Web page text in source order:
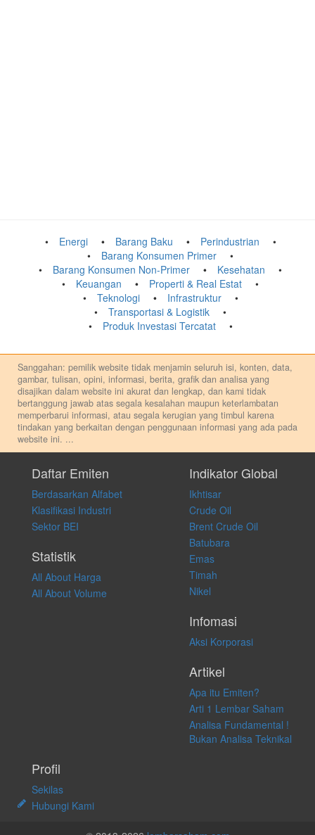
Energi Barang Baku
Perindustrian
Barang Konsumen Primer
Barang Konsumen Non-Primer
Kesehatan
Keuangan
Properti & Real Estat
Teknologi
Infrastruktur
Transportasi & Logistik
Produk Investasi Tercatat
Sanggahan: pemilik website tidak menjamin seluruh isi, konten, data,
gambar, tulisan, opini, informasi, berita, grafik dan analisa yang
disajikan dalam website ini akurat dan lengkap, dan kami tidak
bertanggung jawab atas segala kesalahan maupun keterlambatan
memperbarui informasi, atau segala kerugian yang timbul karena
tindakan yang berkaitan dengan penggunaan informasi yang ada pada
website ini. ...
pribadi. Kami tidak memberi anjuran, saran, rekomendasi untuk
membeli, menjual atau melakukan aktivitas lain yang terkait dengan
transaksi perdagangan apapun, dan kami tidak bertanggung jawab
atas keputusan investasi yang dilakukan dalam kondisi dan situasi
apapun juga, yang diakibatkan secara langsung maupun tidak
langsung atas konten pada website ini.
Daftar Emiten
Berdasarkan Alfabet
Klasifikasi Industri
Sektor BEI
Statistik
All About Harga
All About Volume
Indikator Global
Ikhtisar
Crude Oil
Brent Crude Oil
Batubara
Emas
Timah
Nikel
Infomasi
Aksi Korporasi
Artikel
Apa itu Emiten?
Arti 1 Lembar Saham
Analisa Fundamental !
Bukan Analisa Teknikal
Profil
Sekilas
Hubungi Kami